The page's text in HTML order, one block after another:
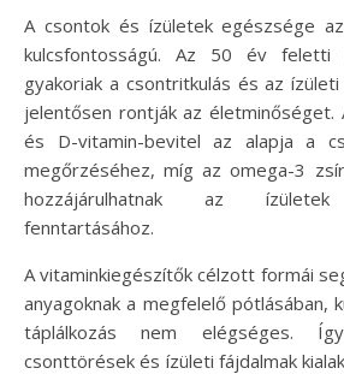
A csontok és ízületek egészsége
kulcsfontosságú. Az 50 év feletti
gyakoriak a csontritkulás és az
jelentősen rontják az életminőséget.
és D-vitamin-bevitel az alapja a
megőrzéséhez, míg az omega-3
hozzájárulhatnak az ízületek
fenntartásához.
A vitaminkiegészítők célzott formái
anyagoknak a megfelelő pótlásában,
táplálkozás nem elégséges.
csonttörések és ízületi fájdalmak